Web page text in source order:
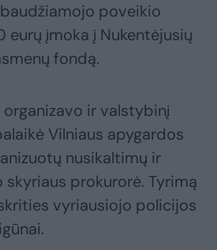
poveikio
įmoka į Nukentėjusių
fondą.
ir valstybinį
Vilniaus apygardos
nusikaltimų ir
prokurorė. Tyrimą
vyriausiojo policijos